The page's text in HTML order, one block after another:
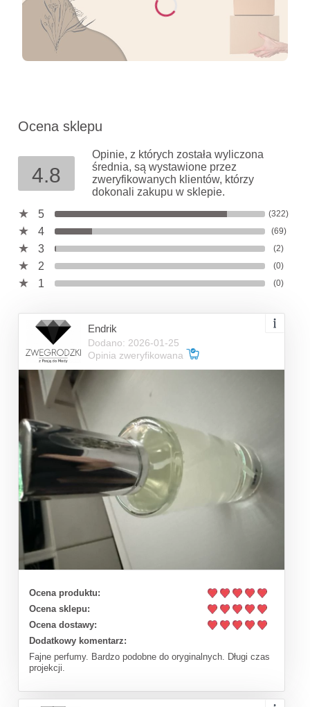
Ocena sklepu
4.8
Opinie, z których została wyliczona
średnia, są wystawione przez
zweryfikowanych klientów, którzy
dokonali zakupu w sklepie.
5
(322)
4 (69)
3 (2)
2 (0)
1 (0)
Endrik
Dodano: 2026-01-25
Opinia zweryfikowana
Ocena produktu:
Ocena sklepu:
Ocena dostawy:
Dodatkowy komentarz:
Fajne perfumy. Bardzo podobne do oryginalnych. Długi czas
projekcji.